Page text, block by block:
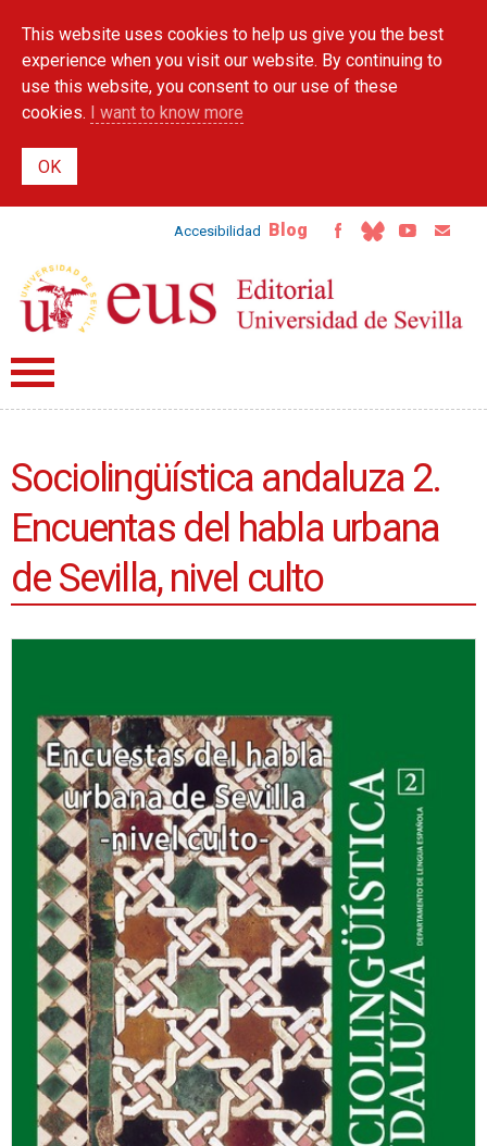
main
content
This website uses cookies to help us give you the best
experience when you visit our website. By continuing to
use this website, you consent to our use of these
cookies. I want to know more
Accesibilidad Blog
Sociolingüística andaluza 2.
Encuentas del habla urbana
de Sevilla, nivel culto